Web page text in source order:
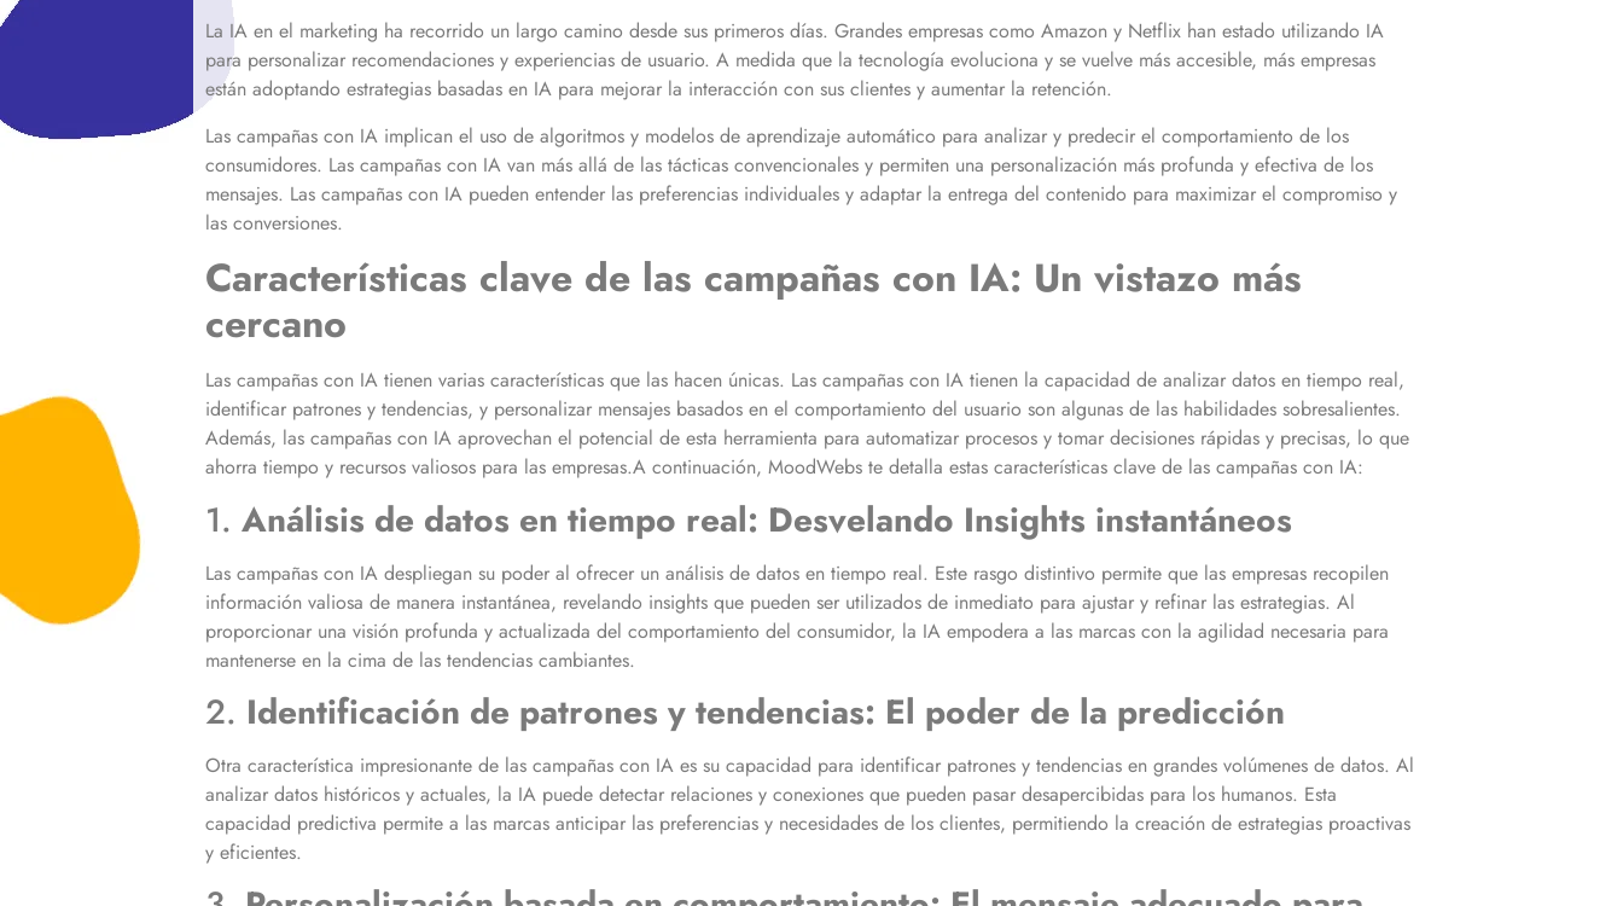
La IA en el marketing ha recorrido un largo camino desde sus primeros días. Grandes empresas como Amazon y Netflix han estado utilizando IA
para personalizar recomendaciones y experiencias de usuario. A medida que la tecnología evoluciona y se vuelve más accesible, más empresas
están adoptando estrategias basadas en IA para mejorar la interacción con sus clientes y aumentar la retención.
Las campañas con IA implican el uso de algoritmos y modelos de aprendizaje automático para analizar y predecir el comportamiento de los
consumidores. Las campañas con IA van más allá de las tácticas convencionales y permiten una personalización más profunda y efectiva de los
mensajes. Las campañas con IA pueden entender las preferencias individuales y adaptar la entrega del contenido para maximizar el compromiso y
las conversiones.
Características clave de las campañas con IA: Un vistazo más
cercano
Las campañas con IA tienen varias características que las hacen únicas. Las campañas con IA tienen la capacidad de analizar datos en tiempo real,
identificar patrones y tendencias, y personalizar mensajes basados en el comportamiento del usuario son algunas de las habilidades sobresalientes.
Además, las campañas con IA aprovechan el potencial de esta herramienta para automatizar procesos y tomar decisiones rápidas y precisas, lo que
ahorra tiempo y recursos valiosos para las empresas.A continuación, MoodWebs te detalla estas características clave de las campañas con IA:
1. Análisis de datos en tiempo real: Desvelando Insights instantáneos
Las campañas con IA despliegan su poder al ofrecer un análisis de datos en tiempo real. Este rasgo distintivo permite que las empresas recopilen
información valiosa de manera instantánea, revelando insights que pueden ser utilizados de inmediato para ajustar y refinar las estrategias. Al
proporcionar una visión profunda y actualizada del comportamiento del consumidor, la IA empodera a las marcas con la agilidad necesaria para
mantenerse en la cima de las tendencias cambiantes.
2. Identificación de patrones y tendencias: El poder de la predicción
Otra característica impresionante de las campañas con IA es su capacidad para identificar patrones y tendencias en grandes volúmenes de datos. Al
analizar datos históricos y actuales, la IA puede detectar relaciones y conexiones que pueden pasar desapercibidas para los humanos. Esta
capacidad predictiva permite a las marcas anticipar las preferencias y necesidades de los clientes, permitiendo la creación de estrategias proactivas
y eficientes.